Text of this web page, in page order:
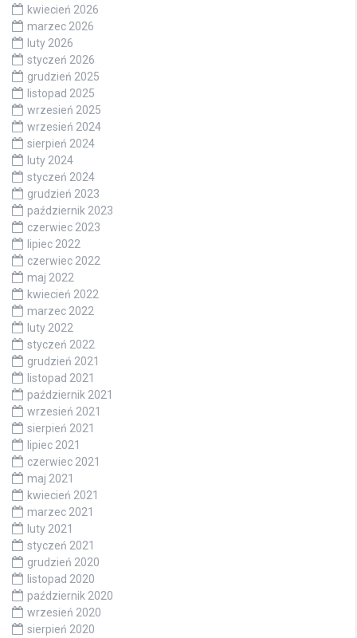
kwiecień 2026
marzec 2026
luty 2026
styczeń 2026
grudzień 2025
listopad 2025
wrzesień 2025
wrzesień 2024
sierpień 2024
luty 2024
styczeń 2024
grudzień 2023
październik 2023
czerwiec 2023
lipiec 2022
czerwiec 2022
maj 2022
kwiecień 2022
marzec 2022
luty 2022
styczeń 2022
grudzień 2021
listopad 2021
październik 2021
wrzesień 2021
sierpień 2021
lipiec 2021
czerwiec 2021
maj 2021
kwiecień 2021
marzec 2021
luty 2021
styczeń 2021
grudzień 2020
listopad 2020
październik 2020
wrzesień 2020
sierpień 2020